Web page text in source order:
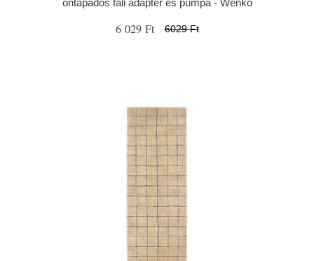
öntapadós fali adapter és pumpa - Wenko
6 029 Ft 6029 Ft